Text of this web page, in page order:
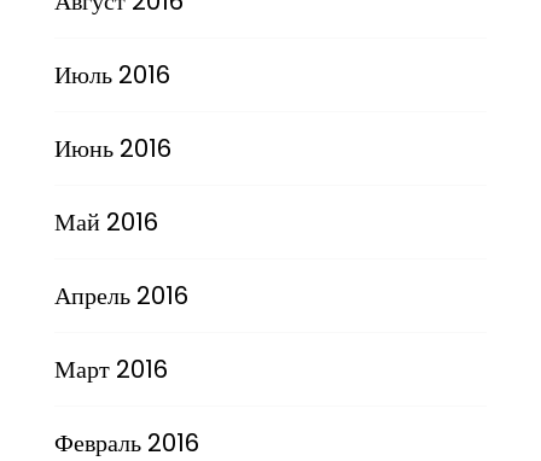
Июль 2016
Июнь 2016
Май 2016
Апрель 2016
Март 2016
Февраль 2016